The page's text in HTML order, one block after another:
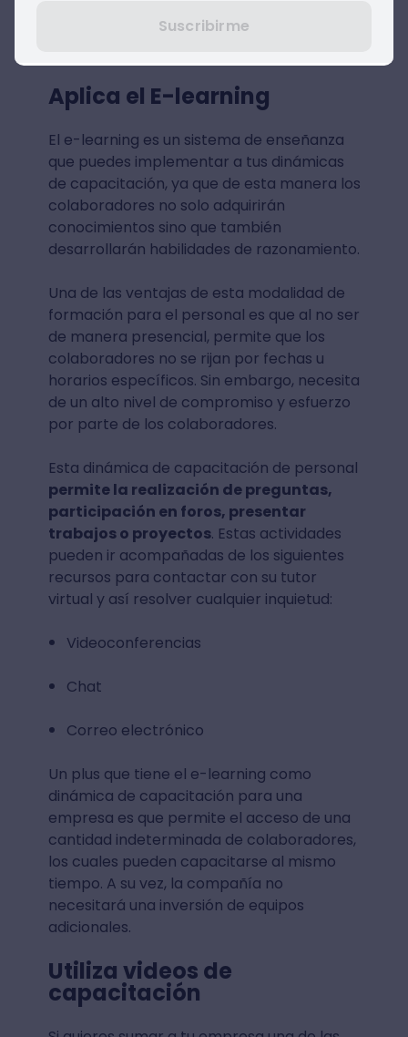
cuáles son las habilidades que necesitan
Aplica el E-learning
El e-learning es un sistema de enseñanza
que puedes implementar a tus dinámicas
de capacitación, ya que de esta manera los
colaboradores no solo adquirirán
conocimientos sino que también
desarrollarán habilidades de razonamiento.
Una de las ventajas de esta modalidad de
formación para el personal es que al no ser
de manera presencial, permite que los
colaboradores no se rijan por fechas u
horarios específicos. Sin embargo, necesita
de un alto nivel de compromiso y esfuerzo
por parte de los colaboradores.
Esta dinámica de capacitación de personal
permite la realización de preguntas,
participación en foros, presentar
trabajos o proyectos. Estas actividades
pueden ir acompañadas de los siguientes
recursos para contactar con su tutor
virtual y así resolver cualquier inquietud:
Videoconferencias
Chat
Correo electrónico
Un plus que tiene el e-learning como
dinámica de capacitación para una
empresa es que permite el acceso de una
cantidad indeterminada de colaboradores,
los cuales pueden capacitarse al mismo
tiempo. A su vez, la compañía no
necesitará una inversión de equipos
adicionales.
Utiliza videos de
capacitación
Suscribirme